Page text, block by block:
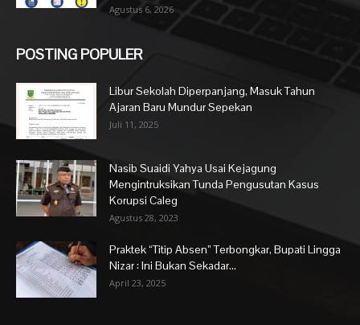
Agustus 6, 2026
POSTING POPULER
Libur Sekolah Diperpanjang, Masuk Tahun
Ajaran Baru Mundur Sepekan
Juli 11, 2025
Nasib Suaidi Yahya Usai Kejagung
Mengintruksikan Tunda Pengusutan Kasus
Korupsi Caleg
Agustus 28, 2023
Praktek “Titip Absen” Terbongkar, Bupati Lingga
Nizar : Ini Bukan Sekadar...
April 23, 2025